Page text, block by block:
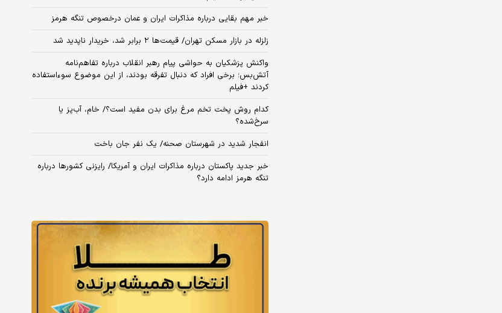
خبر مهم بقایی درباره مذاکرات ایران و عمان درخصوص تنگه هرمز
زلزله در بازار مسکن تهران/ قیمت‌ها ۲ برابر شد، خریدار ناپدید شد
واکنش پزشکیان به حواشی پیام رهبر انقلاب درباره تفاهم‌نامه
آتش‌بس؛ برخی افراد که دنبال تفرقه بودند، از این موضوع سوءاستفاده
کردند +فیلم
کدام روش پخت تخم مرغ برای بدن مفید است؟/ خام، آب‌پز یا
سرخ‌شده؟
انفجار شدید در شهرستان صحنه/ یک نفر جان باخت
خبر جدید پاکستان درباره مذاکرات ایران و آمریکا/ رایزنی کشورها درباره
تنگه هرمز ادامه دارد؟